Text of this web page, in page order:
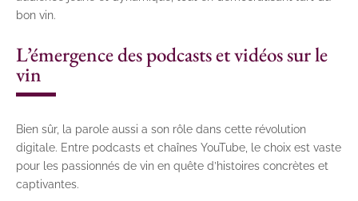
bon vin.
L’émergence des podcasts et vidéos sur le
vin
Bien sûr, la parole aussi a son rôle dans cette révolution
digitale. Entre podcasts et chaînes YouTube, le choix est vaste
pour les passionnés de vin en quête d’histoires concrètes et
captivantes.